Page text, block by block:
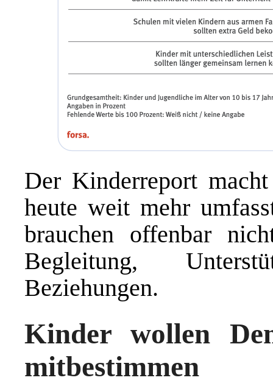
Der Kinderreport
heute weit mehr
brauchen offenbar
Begleitung,
Beziehungen.
Kinder wollen
mitbestimmen